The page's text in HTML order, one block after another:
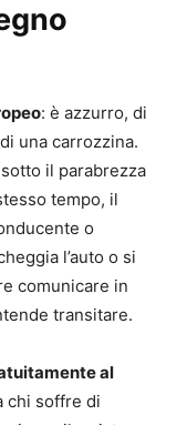
: è azzurro, di
una carrozzina.
il parabrezza
tempo, il
o
l’auto o si
comunicare in
transitare.
al
chi soffre di